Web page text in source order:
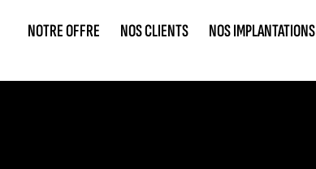
NOTRE OFFRE NOS CLIENTS NOS IMPLANTATIONS